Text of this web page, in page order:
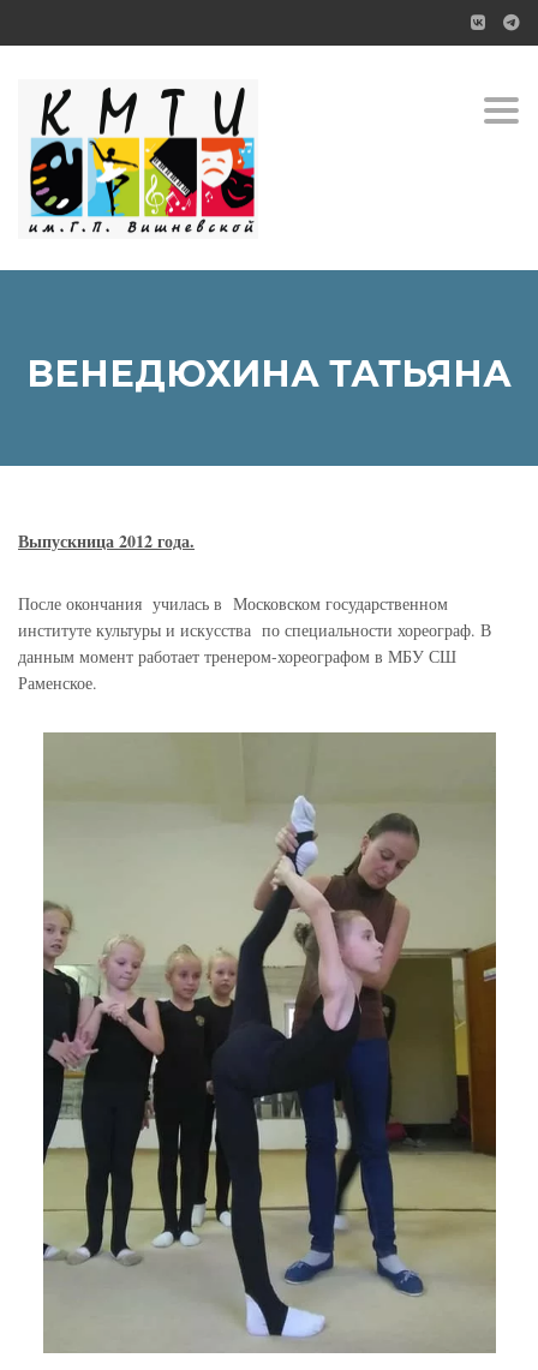
ВЕНЕДЮХИНА ТАТЬЯНА
Выпускница 2012 года.
После окончания училась в Московском государственном
институте культуры и искусства по специальности хореограф. В
данным момент работает тренером-хореографом в МБУ СШ
Раменское.